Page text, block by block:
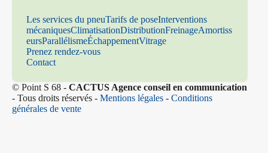
Les services du pneuTarifs de poseInterventions
mécaniquesClimatisationDistributionFreinageAmortiss
eursParallélismeÉchappementVitrage
Prenez rendez-vous
Contact
© Point S 68 - CACTUS Agence conseil en communication
- Tous droits réservés - Mentions légales - Conditions
générales de vente